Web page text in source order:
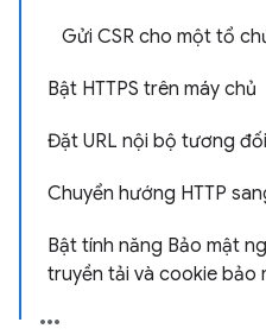
Gửi CSR cho một tổ
Bật HTTPS trên máy chủ
Đặt URL nội bộ tương đối
Chuyển hướng HTTP
Bật tính năng Bảo mật
truyền tải và cookie bảo